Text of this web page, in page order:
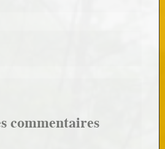
commentaires